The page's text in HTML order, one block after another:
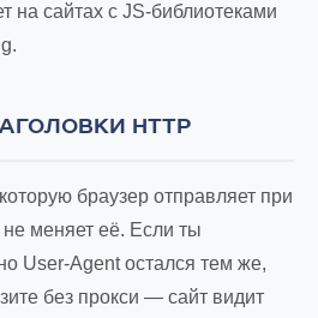
на сайтах с JS-библиотеками
HTTP
браузер отправляет при
меняет её. Если ты
User-Agent остался тем же,
без прокси — сайт видит